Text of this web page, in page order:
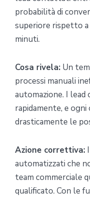
probabilità di
superiore rispetto
minuti.
Cosa rivela: Un
processi manuali
automazione. I lead
rapidamente, e
drasticamente le
Azione correttiva:
automatizzati che
team commerciale
qualificato. Con le